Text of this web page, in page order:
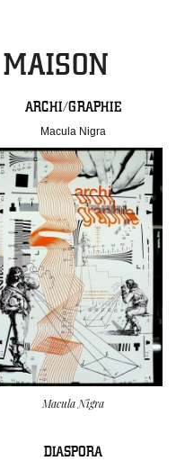
ARCHI/GRAPHIE
Macula Nigra
Macula Nigra
DIASPORA